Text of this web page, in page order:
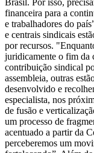
Brasil. Por isso,
financeira para a
e trabalhadores do
e centrais sindicais
por recursos.
juridicamente o fim da
contribuição sindical
assembleia, outras
desenvolvido e
especialista, nos
de fusão e
um processo de
acentuado a partir da
perceberemos um